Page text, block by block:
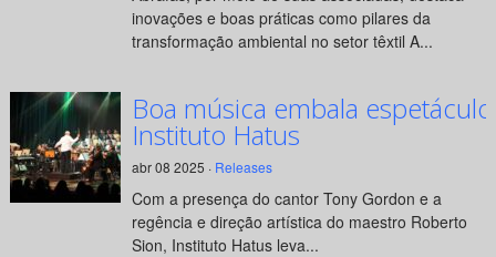
inovações e boas práticas como pilares da
transformação ambiental no setor têxtil A...
Boa música embala
Instituto Hatus
abr 08 2025 · Releases
Com a presença do cantor Tony Gordon e a
regência e direção artística do maestro Roberto
Sion, Instituto Hatus leva...